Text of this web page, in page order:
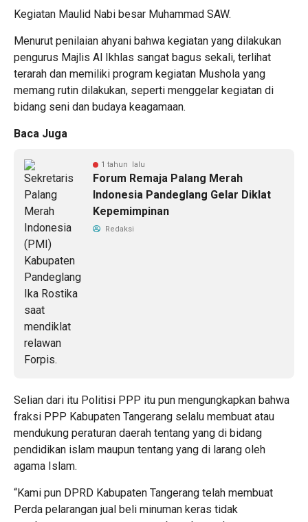
Kegiatan Maulid Nabi besar Muhammad SAW.
Menurut penilaian ahyani bahwa kegiatan yang dilakukan
pengurus Majlis Al Ikhlas sangat bagus sekali, terlihat
terarah dan memiliki program kegiatan Mushola yang
memang rutin dilakukan, seperti menggelar kegiatan di
bidang seni dan budaya keagamaan.
Baca Juga
1 tahun lalu
Forum Remaja Palang Merah
Indonesia Pandeglang Gelar Diklat
Kepemimpinan
Redaksi
Selian dari itu Politisi PPP itu pun mengungkapkan bahwa
fraksi PPP Kabupaten Tangerang selalu membuat atau
mendukung peraturan daerah tentang yang di bidang
pendidikan islam maupun tentang yang di larang oleh
agama Islam.
“Kami pun DPRD Kabupaten Tangerang telah membuat
Perda pelarangan jual beli minuman keras tidak